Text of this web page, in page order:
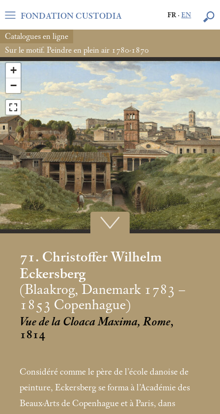
FR·EN
FONDATION CUSTODIA
Catalogues en ligne
Sur le motif. Peindre en plein air 1780-1870
+
−
71. Christoffer Wilhelm
Eckersberg
(Blaakrog, Danemark 1783 –
1853 Copenhague)
Vue de la Cloaca Maxima, Rome,
1814
Considéré comme le père de l’école danoise de
peinture, Eckersberg se forma à l’Académie des
Beaux-Arts de Copenhague et à Paris, dans